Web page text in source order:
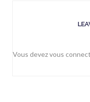
Vous devezvous